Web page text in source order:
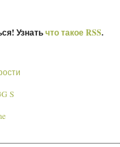
Узнатьчто такое RSS.
S